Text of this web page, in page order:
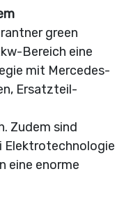
green
Bereich eine
mit Mercedes-
Ersatzteil­
Zudem sind
Elektrotechnologie
eine enorme